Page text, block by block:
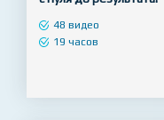
48 видео
19 часов